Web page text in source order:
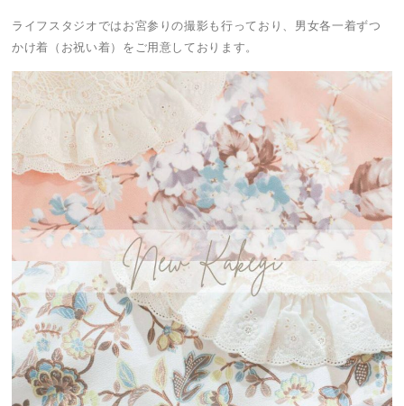
ライフスタジオではお宮参りの撮影も行っており、男女各一着ずつ
かけ着（お祝い着）をご用意しております。